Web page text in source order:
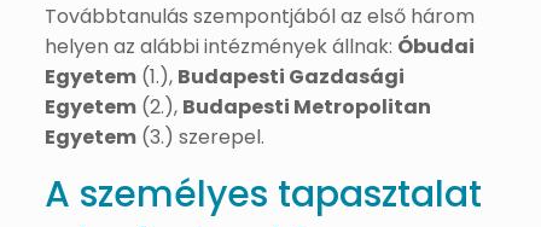
Továbbtanulás szempontjából az első három
helyen az alábbi intézmények állnak: Óbudai
Egyetem(1.), Budapesti Gazdasági
Egyetem(2.), Budapesti Metropolitan
Egyetem(3.) szerepel.
A személyes tapasztalat